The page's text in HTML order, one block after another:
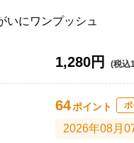
いにワンプッシュ
1,280円 (税込
64ポイント
2026年08月